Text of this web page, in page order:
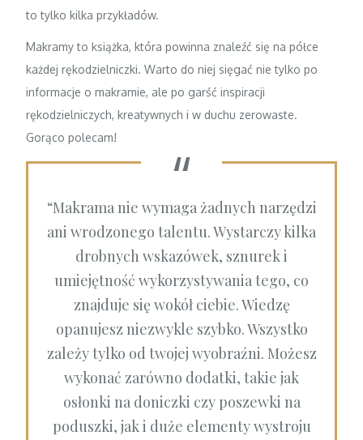
to tylko kilka przykładów.
Makramy to książka, która powinna znaleźć się na półce
każdej rękodzielniczki. Warto do niej sięgać nie tylko po
informacje o makramie, ale po garść inspiracji
rękodzielniczych, kreatywnych i w duchu zerowaste.
Gorąco polecam!
“Makrama nie wymaga żadnych narzędzi
ani wrodzonego talentu. Wystarczy kilka
drobnych wskazówek, sznurek i
umiejętność wykorzystywania tego, co
znajduje się wokół ciebie. Wiedzę
opanujesz niezwykle szybko. Wszystko
zależy tylko od twojej wyobraźni. Możesz
wykonać zarówno dodatki, takie jak
osłonki na doniczki czy poszewki na
poduszki, jak i duże elementy wystroju